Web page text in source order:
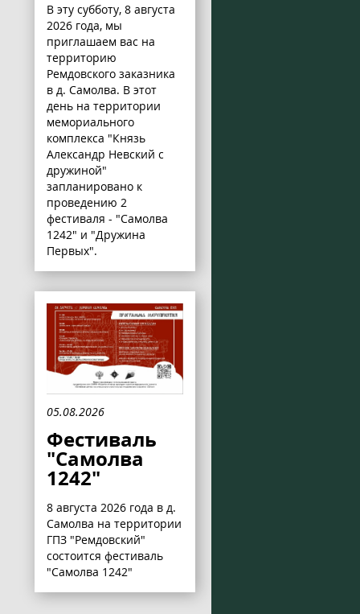
В эту субботу, 8 августа
2026 года, мы
приглашаем вас на
территорию
Ремдовского заказника
в д. Самолва. В этот
день на территории
мемориального
комплекса "Князь
Александр Невский с
дружиной"
запланировано к
проведению 2
фестиваля - "Самолва
1242" и "Дружина
Первых".
05.08.2026
Фестиваль
"Самолва
1242"
8 августа 2026 года в д.
Самолва на территории
ГПЗ "Ремдовский"
состоится фестиваль
"Самолва 1242"